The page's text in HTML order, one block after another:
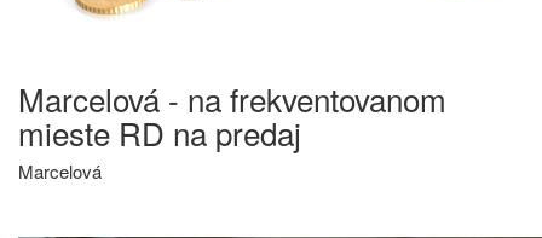
Marcelová - na frekventovanom
mieste RD na predaj
Marcelová